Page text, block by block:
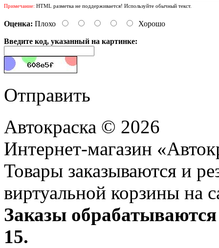
Примечание: HTML разметка не поддерживается! Используйте обычный текст.
Оценка: Плохо Хорошо
Введите код, указанный на картинке:
Отправить
Автокраска © 2026
Интернет-магазин
Товары заказываются и
виртуальной корзины на
Заказы
15.